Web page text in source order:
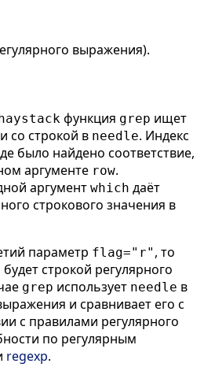
выражения).
haystack функция grep ищет
со строкой в needle. Индекс
было найдено соответствие,
аргументе row.
аргумент which даёт
строкового значения в
параметр flag="r" , то
будет строкой регулярного
grep использует needle в
и сравнивает его с
с правилами регулярного
по регулярным
regexp.